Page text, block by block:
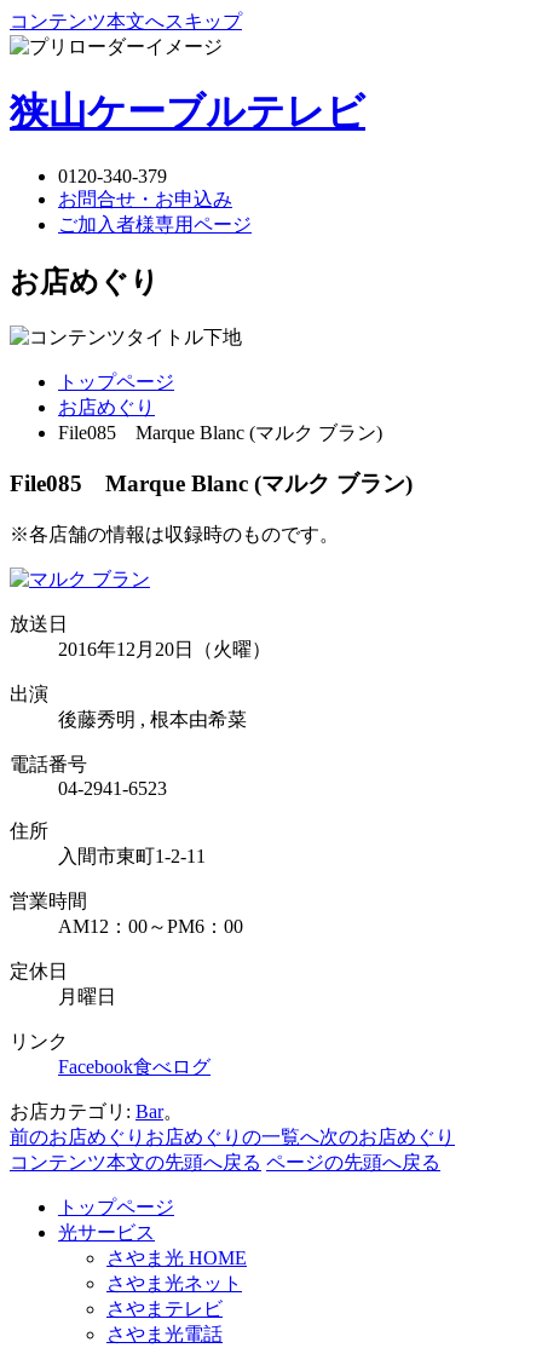
コンテンツ本文へスキップ
狭山ケーブルテレビ
0120-340-379
お問合せ・お申込み
ご加入者様専用ページ
お店めぐり
トップページ
お店めぐり
File085 Marque Blanc (マルク ブラン)
File085 Marque Blanc (マルク ブラン)
※各店舗の情報は収録時のものです。
放送日
2016年12月20日（火曜）
出演
後藤秀明 , 根本由希菜
電話番号
04-2941-6523
住所
入間市東町1-2-11
営業時間
AM12：00～PM6：00
定休日
月曜日
リンク
Facebook食べログ
お店カテゴリ: Bar。
前のお店めぐり お店めぐりの一覧へ次のお店めぐり
コンテンツ本文の先頭へ戻る ページの先頭へ戻る
トップページ
光サービス
さやま光 HOME
さやま光ネット
さやまテレビ
さやま光電話